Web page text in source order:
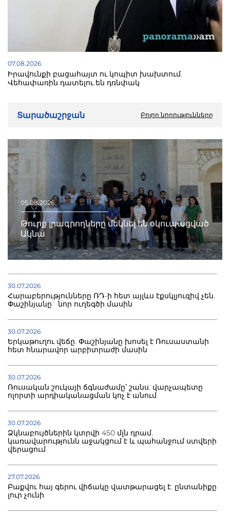
07.08.2026
Իրավունքի բացահայտ ու կոպիտ խախտում.
Վեհափառին դատելու են դռնփակ
Տարածաշրջան Բոլոր նորությունները
05.08.2026
Թուրք լրագրողները մեկնել են օկուպացված
Ակնա
30.07.2026
Հարաբերությունները ՌԴ-ի հետ այլևս էքսկլյուզիվ չեն.
Փաշինյանը` նոր ուղեգծի մասին
30.07.2026
Երկաթուղու վեճը. Փաշինյանը խոսել է Ռուսաստանի
հետ հնարավոր արբիտրաժի մասին
30.07.2026
Ռուսական շուկայի ճգնաժամը՝ շանս. վարչապետը
ոլորտի արդիականացման կոչ է անում
30.07.2026
Ձկնաբույծներին կտրվի 450 մլն դրամ.
կառավարությունն աջակցում է և պահանջում ստվերի
վերացում
27.07.2026
Բաքվու հայ գերու վիճակը վատթարացել է. ընտանիքը
լուր չունի